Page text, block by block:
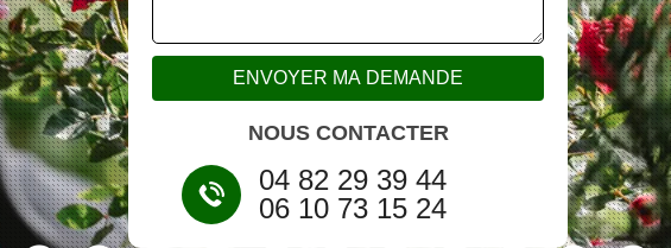
NOUS CONTACTER
04 82 29 39 44
06 10 73 15 24